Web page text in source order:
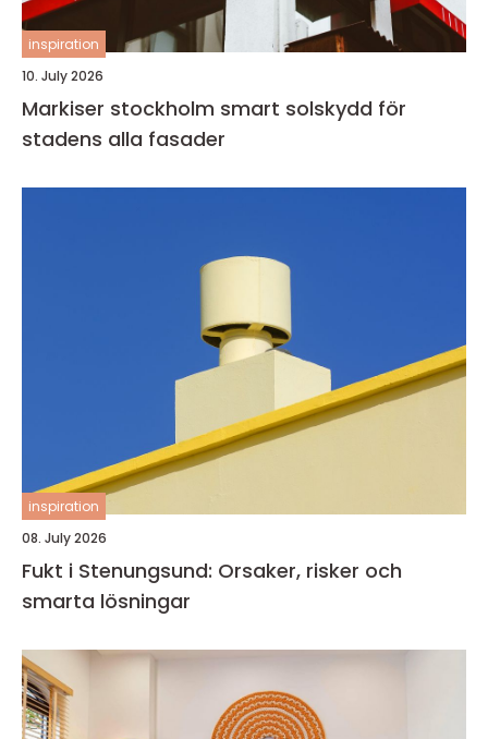
inspiration
10. July 2026
Markiser stockholm smart solskydd för
stadens alla fasader
inspiration
08. July 2026
Fukt i Stenungsund: Orsaker, risker och
smarta lösningar